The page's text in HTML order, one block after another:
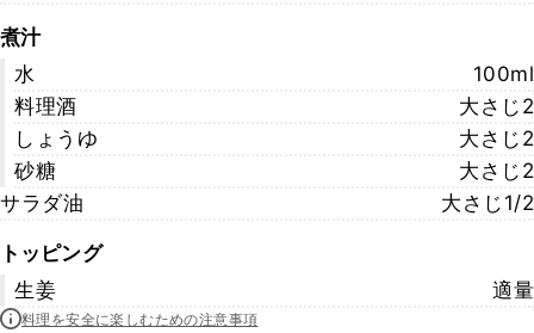
煮汁
水
100ml
料理酒
大さじ2
しょうゆ
大さじ2
砂糖
大さじ2
サラダ油
大さじ1/2
トッピング
生姜
適量
料理を安全に楽しむための注意事項